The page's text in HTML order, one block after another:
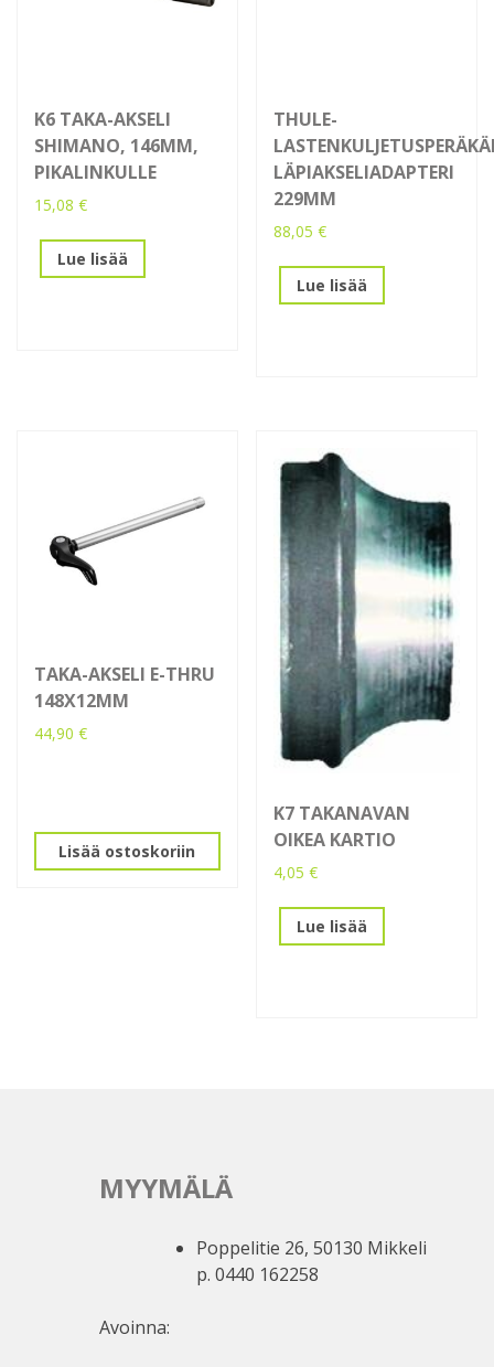
K6 TAKA-AKSELI
SHIMANO, 146MM,
PIKALINKULLE
15,08 €
Lue lisää
THULE-
LÄPIAKSELIADAPTERI
229MM
88,05€
Lue lisää
TAKA-AKSELI E-THRU
148X12MM
44,90 €
Lisää ostoskoriin
K7 TAKANAVAN
OIKEA KARTIO
4,05€
Lue lisää
MYYMÄLÄ
Poppelitie 26, 50130 Mikkeli
p. 0440 162258
Avoinna: